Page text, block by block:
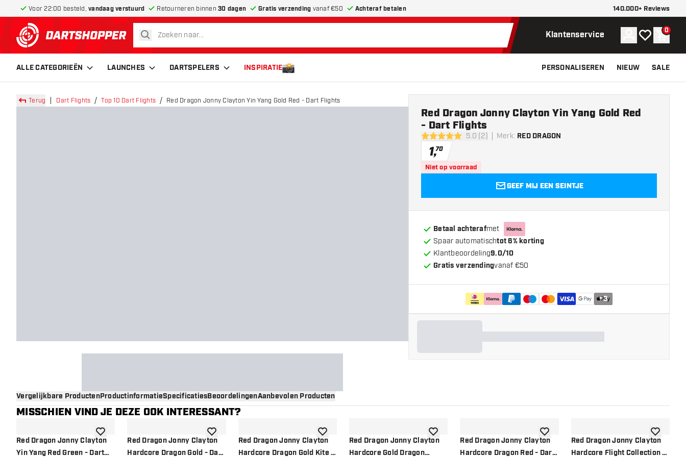
Voor 22:00 besteld, vandaag verstuurd Retourneren binnen 30 dagen Gratis verzending vanaf €50 Achteraf betalen 140.000+ Reviews
terug naar home pagina
zoeken Klantenservice Account
Mijn 0
ALLE CATEGORIEËN LAUNCHES DARTSPELERS INSPIRATIE PERSONALISEREN NIEUW SALE
Terug Dart Flights Top 10 Dart Flights Red Dragon Jonny Clayton Yin Yang Gold Red - Dart Flights
5 score sterren5.0 (2) Merk: RED DRAGON
Red Dragon Jonny Clayton Yin Yang Gold Red
- Dart Flights
1,70
Niet op voorraad
GEEF MIJ EEN SEINTJE
Betaal achterafmet
Spaar automatischtot 6% korting
Klantbeoordeling9.0/10
Gratis verzendingvanaf €50
+3
Vergelijkbare ProductenProductinformatieSpecificatiesBeoordelingenAanbevolen Producten
MISSCHIEN VIND JE DEZE OOK INTERESSANT?
Red Dragon Jonny Clayton
Yin Yang Red Green - Dart
toevoegen aan verlanglijst
Red Dragon Jonny Clayton
Hardcore Dragon Gold - Dart
toevoegen aan verlanglijst
Red Dragon Jonny Clayton
Hardcore Dragon Gold Kite -
toevoegen aan verlanglijst
Red Dragon Jonny Clayton
Hardcore Gold Dragon
toevoegen aan verlanglijst
Red Dragon Jonny Clayton
Hardcore Dragon Red - Dart
toevoegen aan verlanglijst
Red Dragon Jonny Clayton
Hardcore Flight Collection -